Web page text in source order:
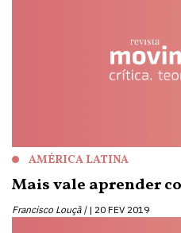
AMÉRICA LATINA
Mais vale aprender
Francisco Louçã | 20 FEV 2019